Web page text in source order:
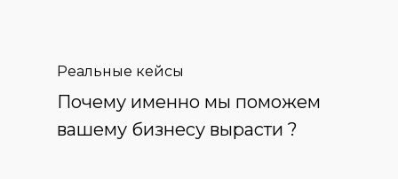
Реальные кейсы
Почему именно мы поможем
вашему бизнесу вырасти ?